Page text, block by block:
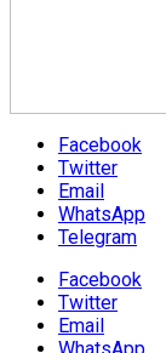
Facebook
Twitter
Email
WhatsApp
Telegram
Facebook
Twitter
Email